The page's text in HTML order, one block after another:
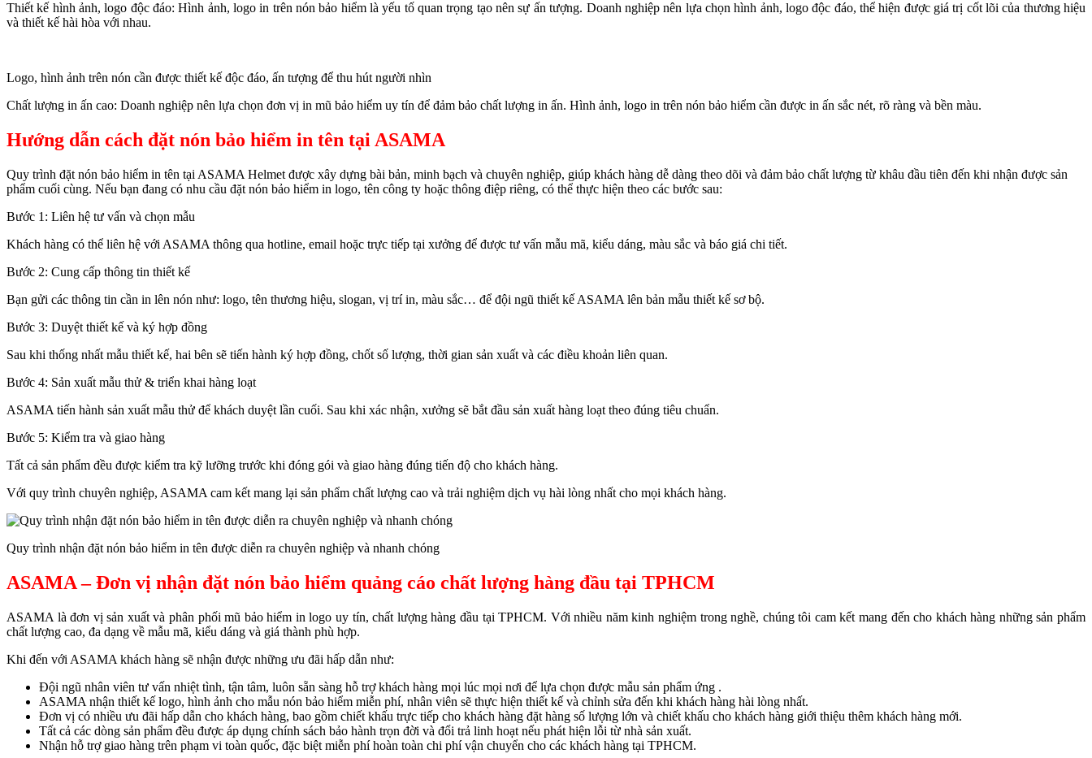
Thiết kế hình ảnh, logo độc đáo: Hình ảnh, logo in trên nón bảo hiểm là yếu tố quan trọng tạo nên sự ấn tượng. Doanh nghiệp nên lựa chọn hình ảnh, logo độc đáo, thể hiện được giá trị cốt lõi của thương hiệu
và thiết kế hài hòa với nhau.
Logo, hình ảnh trên nón cần được thiết kế độc đáo, ấn tượng để thu hút người nhìn
Chất lượng in ấn cao: Doanh nghiệp nên lựa chọn đơn vị in mũ bảo hiểm uy tín để đảm bảo chất lượng in ấn. Hình ảnh, logo in trên nón bảo hiểm cần được in ấn sắc nét, rõ ràng và bền màu.
Hướng dẫn cách đặt nón bảo hiểm in tên tại ASAMA
Quy trình đặt nón bảo hiểm in tên tại ASAMA Helmet được xây dựng bài bản, minh bạch và chuyên nghiệp, giúp khách hàng dễ dàng theo dõi và đảm bảo chất lượng từ khâu đầu tiên đến khi nhận được sản
phẩm cuối cùng. Nếu bạn đang có nhu cầu đặt nón bảo hiểm in logo, tên công ty hoặc thông điệp riêng, có thể thực hiện theo các bước sau:
Bước 1: Liên hệ tư vấn và chọn mẫu
Khách hàng có thể liên hệ với ASAMA thông qua hotline, email hoặc trực tiếp tại xưởng để được tư vấn mẫu mã, kiểu dáng, màu sắc và báo giá chi tiết.
Bước 2: Cung cấp thông tin thiết kế
Bạn gửi các thông tin cần in lên nón như: logo, tên thương hiệu, slogan, vị trí in, màu sắc… để đội ngũ thiết kế ASAMA lên bản mẫu thiết kế sơ bộ.
Bước 3: Duyệt thiết kế và ký hợp đồng
Sau khi thống nhất mẫu thiết kế, hai bên sẽ tiến hành ký hợp đồng, chốt số lượng, thời gian sản xuất và các điều khoản liên quan.
Bước 4: Sản xuất mẫu thử & triển khai hàng loạt
ASAMA tiến hành sản xuất mẫu thử để khách duyệt lần cuối. Sau khi xác nhận, xưởng sẽ bắt đầu sản xuất hàng loạt theo đúng tiêu chuẩn.
Bước 5: Kiểm tra và giao hàng
Tất cả sản phẩm đều được kiểm tra kỹ lưỡng trước khi đóng gói và giao hàng đúng tiến độ cho khách hàng.
Với quy trình chuyên nghiệp, ASAMA cam kết mang lại sản phẩm chất lượng cao và trải nghiệm dịch vụ hài lòng nhất cho mọi khách hàng.
Quy trình nhận đặt nón bảo hiểm in tên được diễn ra chuyên nghiệp và nhanh chóng
ASAMA – Đơn vị nhận đặt nón bảo hiểm quảng cáo chất lượng hàng đầu tại TPHCM
ASAMA là đơn vị sản xuất và phân phối mũ bảo hiểm in logo uy tín, chất lượng hàng đầu tại TPHCM. Với nhiều năm kinh nghiệm trong nghề, chúng tôi cam kết mang đến cho khách hàng những sản phẩm
chất lượng cao, đa dạng về mẫu mã, kiểu dáng và giá thành phù hợp.
Khi đến với ASAMA khách hàng sẽ nhận được những ưu đãi hấp dẫn như:
Đội ngũ nhân viên tư vấn nhiệt tình, tận tâm, luôn sẵn sàng hỗ trợ khách hàng mọi lúc mọi nơi để lựa chọn được mẫu sản phẩm ứng .
ASAMA nhận thiết kế logo, hình ảnh cho mẫu nón bảo hiểm miễn phí, nhân viên sẽ thực hiện thiết kế và chỉnh sửa đến khi khách hàng hài lòng nhất.
Đơn vị có nhiều ưu đãi hấp dẫn cho khách hàng, bao gồm chiết khấu trực tiếp cho khách hàng đặt hàng số lượng lớn và chiết khấu cho khách hàng giới thiệu thêm khách hàng mới.
Tất cả các dòng sản phẩm đều được áp dụng chính sách bảo hành trọn đời và đổi trả linh hoạt nếu phát hiện lỗi từ nhà sản xuất.
Nhận hỗ trợ giao hàng trên phạm vi toàn quốc, đặc biệt miễn phí hoàn toàn chi phí vận chuyển cho các khách hàng tại TPHCM.